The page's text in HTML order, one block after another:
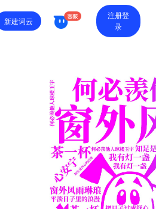
新建词云
注册登
录